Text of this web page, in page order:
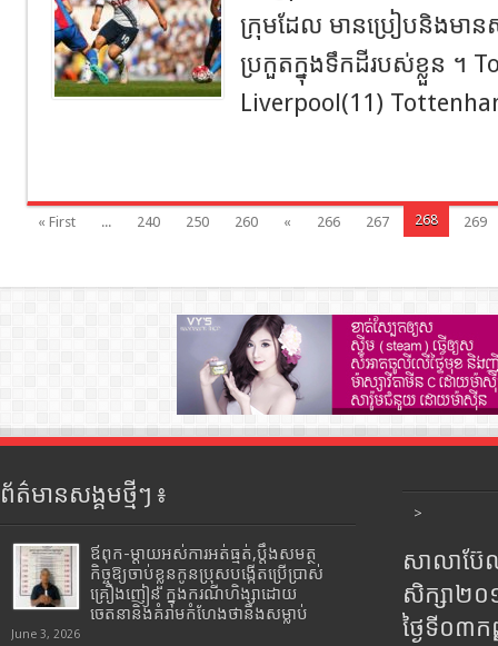
ក្រុមដែល មានប្រៀបនិងមា
ប្រកួតក្នុងទឹកដីរបស់ខ្លួន ។
Liverpool(11)
« First ... 240 250 260 « 266 267 268 269
ព័ត៌មានសង្គមថ្មីៗ ៖
ឪពុក-ម្ដាយអស់ការអត់ធ្មត់,ប្ដឹងសមត្ថ
កិច្ចឱ្យចាប់ខ្លួនកូនប្រុសបង្កើតប្រើប្រាស់
គ្រឿងញៀន ក្នុងករណីហិង្សាដោយ
ចេតនានិងគំរាមកំហែងថានឹងសម្លាប់
June 3, 2026
>
សាលាប៊ែ
សិក្សា២
ថ្ងៃទី០៣